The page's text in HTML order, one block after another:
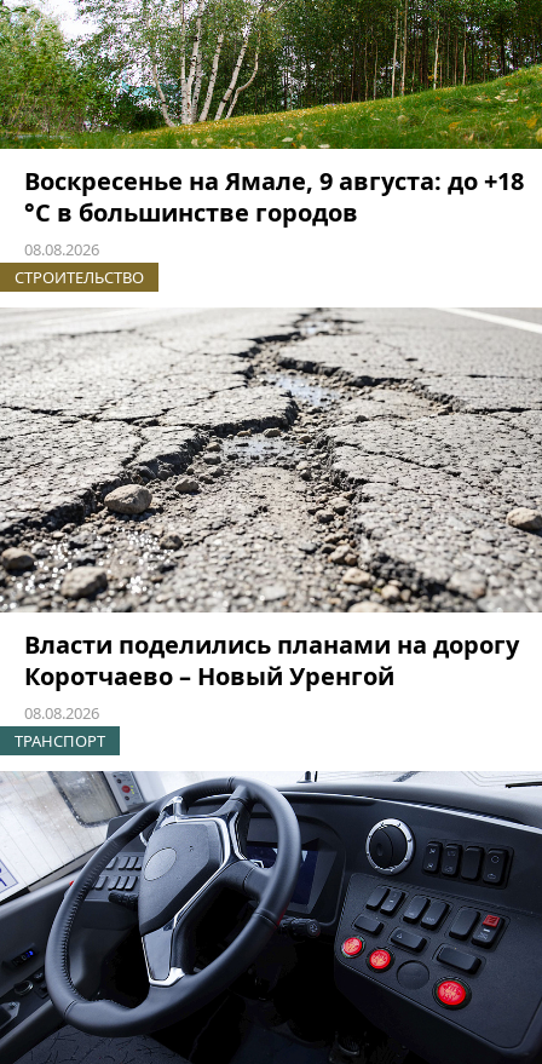
Воскресенье на Ямале, 9 августа: до +18
°C в большинстве городов
08.08.2026
СТРОИТЕЛЬСТВО
Власти поделились планами на дорогу
Коротчаево – Новый Уренгой
08.08.2026
ТРАНСПОРТ